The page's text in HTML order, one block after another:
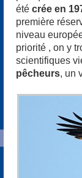
été crée en
première
niveau
priorité , on y
scientifiques
pêcheurs, un